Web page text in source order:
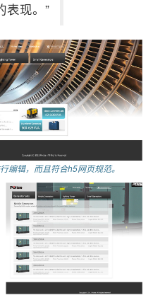
表现。”
编辑，而且符合h5网页规范。